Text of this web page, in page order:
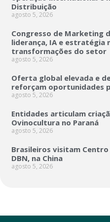
Distribuição
agosto 5, 2026
Congresso de Marketing
liderança, IA e estratégia
transformações do setor
agosto 5, 2026
Oferta global elevada e
reforçam oportunidades
agosto 5, 2026
Entidades articulam
Ovinocultura no Paraná
agosto 5, 2026
Brasileiros visitam Centro
DBN, na China
agosto 5, 2026